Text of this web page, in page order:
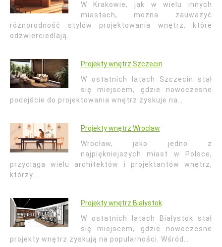
W Krakowie, jak w wielu innych
miastach, można zauważyć
różnorodność stylów projektowania wnętrz, które
odzwierciedlają…
Projekty wnętrz Szczecin
W ostatnich latach Szczecin stał
się miejscem, gdzie nowoczesne
podejście do projektowania wnętrz zyskuje na…
Projekty wnętrz Wrocław
Wrocław, jako jedno z
najpiękniejszych miast w Polsce,
przyciąga wielu architektów i projektantów wnętrz,
którzy…
Projekty wnętrz Białystok
W ostatnich latach Białystok stał
się miejscem, gdzie nowoczesne
projekty wnętrz zyskują na popularności. Wśród…